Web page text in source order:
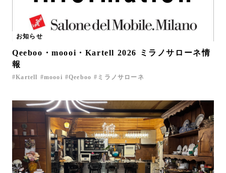
お知らせ
Qeeboo・moooi・Kartell 2026 ミラノサローネ情
報
Kartell moooi Qeeboo ミラノサローネ